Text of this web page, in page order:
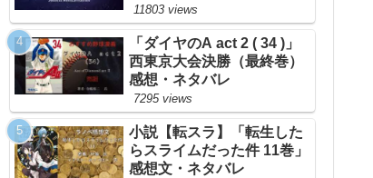
11803 views
「ダイヤのA act 2 ( 34 )」
西東京大会決勝（最終巻）
感想・ネタバレ
7295 views
小説【転スラ】「転生した
らスライムだった件 11巻」
感想文・ネタバレ